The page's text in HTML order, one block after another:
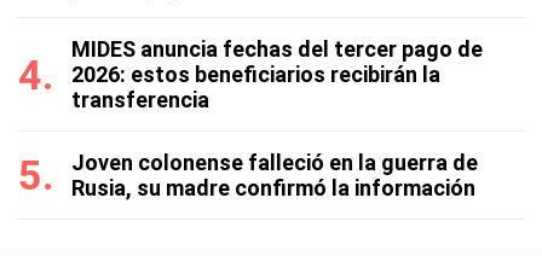
MIDES anuncia fechas del tercer pago de
2026: estos beneficiarios recibirán la
transferencia
Joven colonense falleció en la guerra de
Rusia, su madre confirmó la información